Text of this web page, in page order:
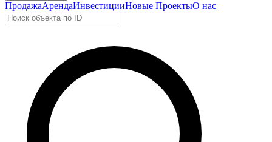
ПродажаАрендаИнвестицииНовые ПроектыО нас